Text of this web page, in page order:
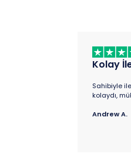
Kolay
Sahibiyle
kolaydı,
Andrew A.